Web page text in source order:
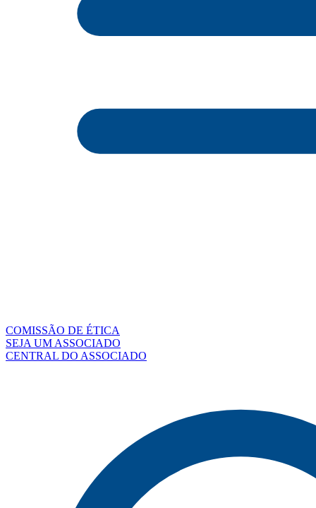
COMISSÃO DE ÉTICA
SEJA UM ASSOCIADO
CENTRAL DO ASSOCIADO